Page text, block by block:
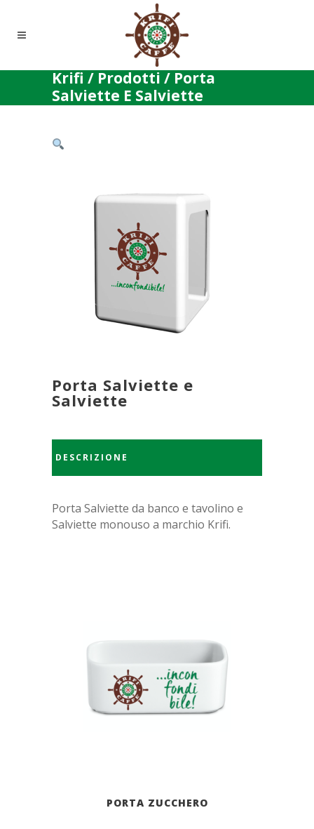
Krifi / Prodotti / Porta
Salviette E Salviette
Porta Salviette e
Salviette
DESCRIZIONE
Porta Salviette da banco e tavolino e
Salviette monouso a marchio Krifi.
PORTA ZUCCHERO